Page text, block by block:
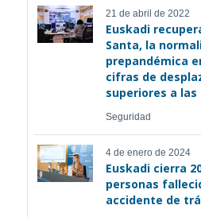
21 de abril de 2022
Euskadi
Santa, la
prepandémica
cifras de
superiores a las
Seguridad
4 de enero de 2024
Euskadi cierra
personas
accidente de